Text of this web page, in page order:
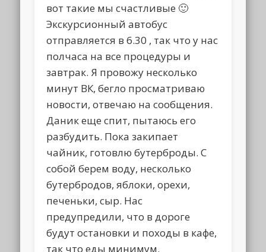
вот такие мы счастливые 🙂
Экскурсионный автобус
отправляется в 6.30 , так что у нас
полчаса на все процедуры и
завтрак. Я провожу несколько
минут ВК, бегло просматриваю
новости, отвечаю на сообщения.
Даник еще спит, пытаюсь его
разбудить. Пока закипает
чайник, готовлю бутерброды. С
собой берем воду, несколько
бутербродов, яблоки, орехи,
печеньки, сыр. Нас
предупредили, что в дороге
будут остановки и походы в кафе,
так что еды минимум.